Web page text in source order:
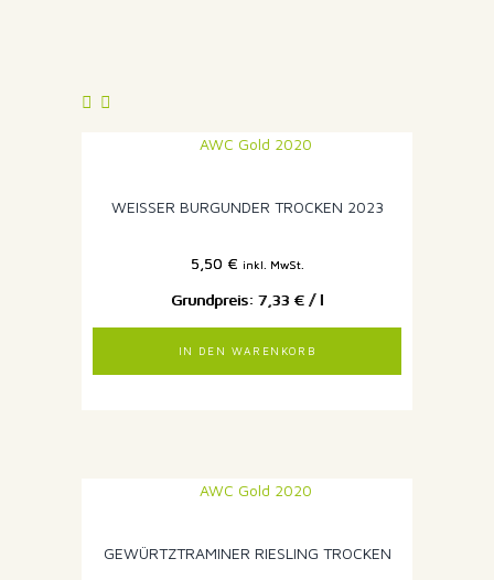
WEISSER BURGUNDER TROCKEN 2023
5,50 € inkl. MwSt.
7,33 € /l
IN DEN WARENKORB
GEWÜRTZTRAMINER RIESLING TROCKEN